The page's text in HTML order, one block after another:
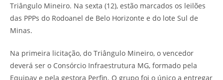
Triângulo Mineiro. Na sexta (12), estão marcados os leilões
das PPPs do Rodoanel de Belo Horizonte e do lote Sul de
Minas.
Na primeira licitação, do Triângulo Mineiro, o vencedor
deverá ser o Consórcio Infraestrutura MG, formado pela
Equipav e pela gestora Perfin. O grupo foi o único a entregar